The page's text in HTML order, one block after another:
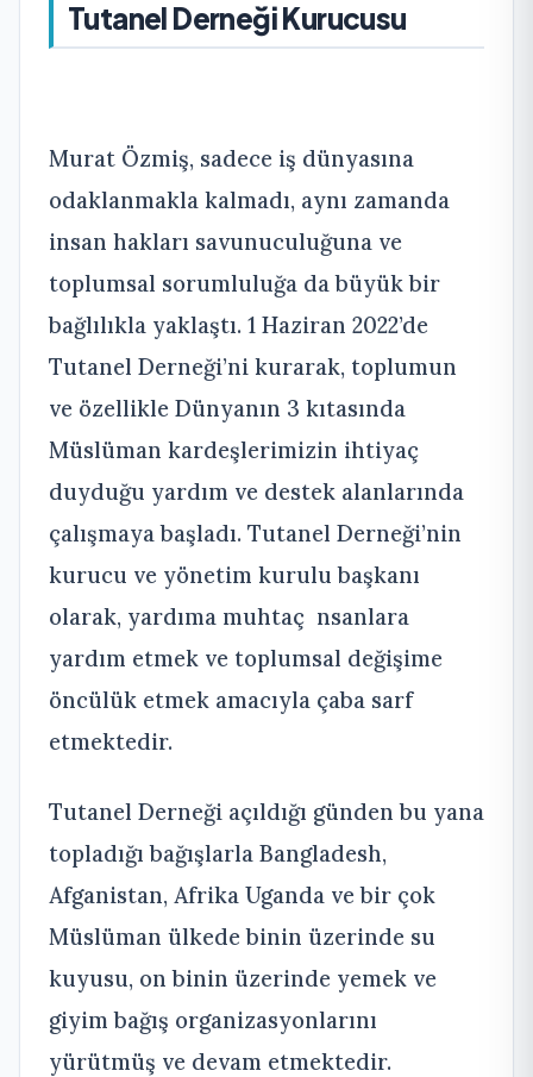
Tutanel Derneği Kurucusu
Murat Özmiş, sadece iş dünyasına
odaklanmakla kalmadı, aynı zamanda
insan hakları savunuculuğuna ve
toplumsal sorumluluğa da büyük bir
bağlılıkla yaklaştı. 1 Haziran 2022’de
Tutanel Derneği’ni kurarak, toplumun
ve özellikle Dünyanın 3 kıtasında
Müslüman kardeşlerimizin ihtiyaç
duyduğu yardım ve destek alanlarında
çalışmaya başladı. Tutanel Derneği’nin
kurucu ve yönetim kurulu başkanı
olarak, yardıma muhtaç nsanlara
yardım etmek ve toplumsal değişime
öncülük etmek amacıyla çaba sarf
etmektedir.
Tutanel Derneği açıldığı günden bu yana
topladığı bağışlarla Bangladesh,
Afganistan, Afrika Uganda ve bir çok
Müslüman ülkede binin üzerinde su
kuyusu, on binin üzerinde yemek ve
giyim bağış organizasyonlarını
yürütmüş ve devam etmektedir.